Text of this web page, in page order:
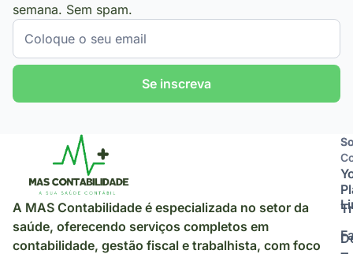
semana. Sem spam.
Se inscreva
A MAS Contabilidade é especializada no setor da
saúde, oferecendo serviços completos em
contabilidade, gestão fiscal e trabalhista, com foco